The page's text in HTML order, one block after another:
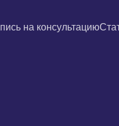
на консультацию